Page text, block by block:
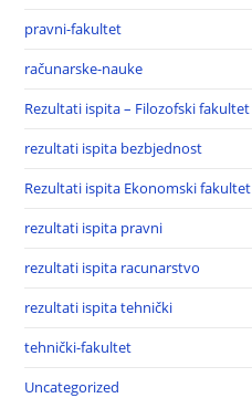
pravni-fakultet
računarske-nauke
Rezultati ispita – Filozofski fakultet
rezultati ispita bezbjednost
Rezultati ispita Ekonomski fakultet
rezultati ispita pravni
rezultati ispita racunarstvo
rezultati ispita tehnički
tehnički-fakultet
Uncategorized